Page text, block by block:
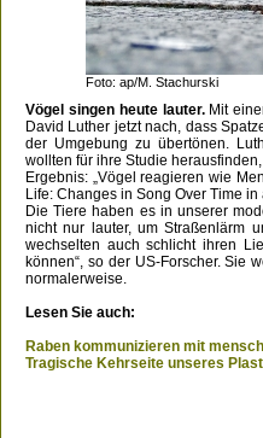
Foto: ap/M. Stachurski
Vögel singen heute lauter.Mit
David Luther jetzt nach, dass
der Umgebung zu übertönen.
wollten für ihre Studie
Ergebnis: „Vögel reagieren wie
Life: Changes in Song Over Time
Die Tiere haben es in unserer
nicht nur lauter, um Straßenlärm
wechselten auch schlicht ihren
können“, so der US-Forscher. Sie
normalerweise.
Lesen Sie auch:
Raben kommunizieren mit
Tragische Kehrseite unseres